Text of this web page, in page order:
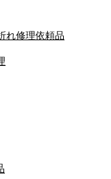
れ修理依頼品